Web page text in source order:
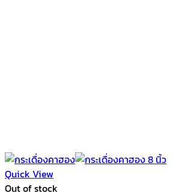
Quick View
Out of stock